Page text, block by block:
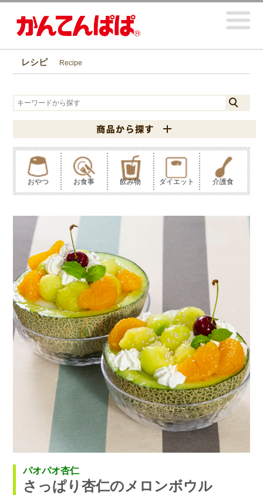
レシピ Recipe
おやつ お食事 飲み物 ダイエット 介護食
パオパオ杏仁
さっぱり杏仁のメロンボウル